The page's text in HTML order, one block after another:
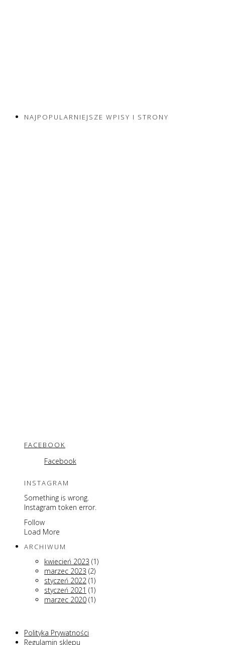
NAJPOPULARNIEJSZE WPISY I STRONY
FACEBOOK
Facebook
INSTAGRAM
Something is wrong.
Instagram token error.
Follow
Load More
ARCHIWUM
kwiecień 2023 (1)
marzec 2023 (2)
styczeń 2022 (1)
styczeń 2021 (1)
marzec 2020 (1)
Polityka Prywatności
Regulamin sklepu